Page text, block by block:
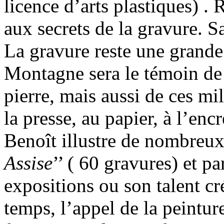
licence d’arts plastiques) .
aux secrets de la gravure.
La gravure reste une
Montagne sera le témoin
pierre, mais aussi de ces
la presse, au papier, à
Benoît illustre de nombreux
Assise’’ ( 60 gravures) et
expositions ou son talent
temps, l’appel de la